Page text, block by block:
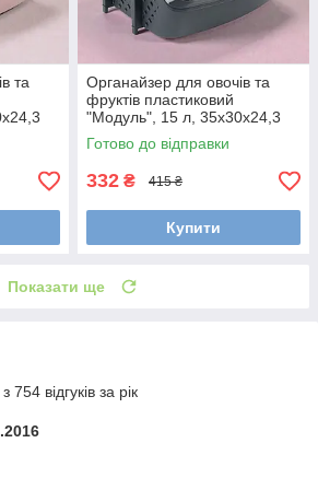
та
на
Органайзер для овочів та
фруктів пластиковий
"Модуль", 15 л, 35x30x24,3
см (Кошик для зберігання на
кухні) Чорний
Готово до відправки
332 ₴ 415 ₴
Купити
Показати ще
відгуків за рік